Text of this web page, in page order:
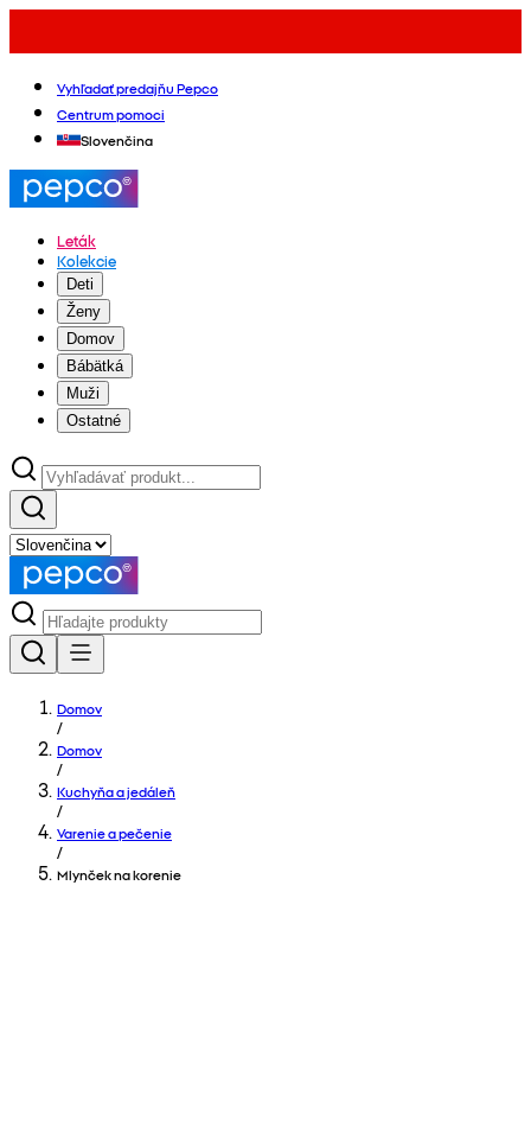
Vyhľadať predajňu Pepco
Centrum pomoci
Slovenčina
Leták
Kolekcie
Deti
Ženy
Domov
Bábätká
Muži
Ostatné
Domov
/
Domov
/
Kuchyňa a jedáleň
/
Varenie a pečenie
/
Mlynček na korenie